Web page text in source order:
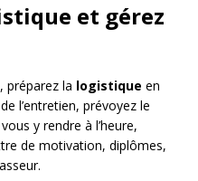
et gérez
préparez la logistique en
l’entretien, prévoyez le
y rendre à l’heure,
de motivation, diplômes,